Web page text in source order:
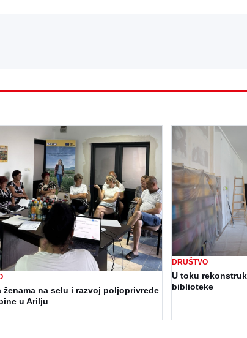
ženama na selu i razvoj poljoprivrede
u Arilju
DRUŠTVO
U toku
biblioteke